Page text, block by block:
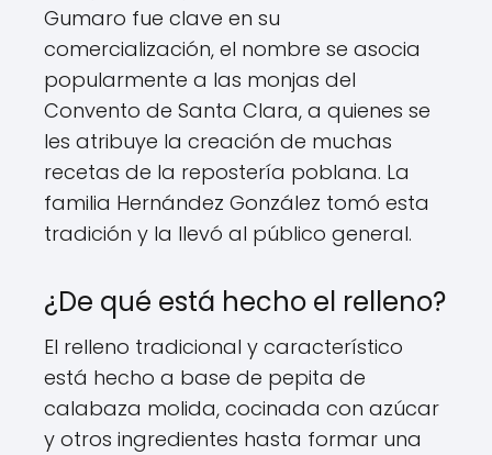
Gumaro fue clave en su
comercialización, el nombre se asocia
popularmente a las monjas del
Convento de Santa Clara, a quienes se
les atribuye la creación de muchas
recetas de la repostería poblana. La
familia Hernández González tomó esta
tradición y la llevó al público general.
¿De qué está hecho el relleno?
El relleno tradicional y característico
está hecho a base de pepita de
calabaza molida, cocinada con azúcar
y otros ingredientes hasta formar una